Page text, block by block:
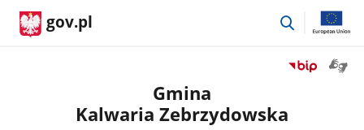
gov.pl
przejdź
Przejdź
Gmina
Kalwaria Zebrzydowska